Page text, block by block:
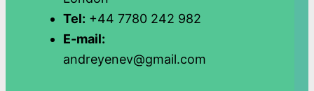
Tel: +44 7780 242 982
E-mail:
andreyenev@gmail.com